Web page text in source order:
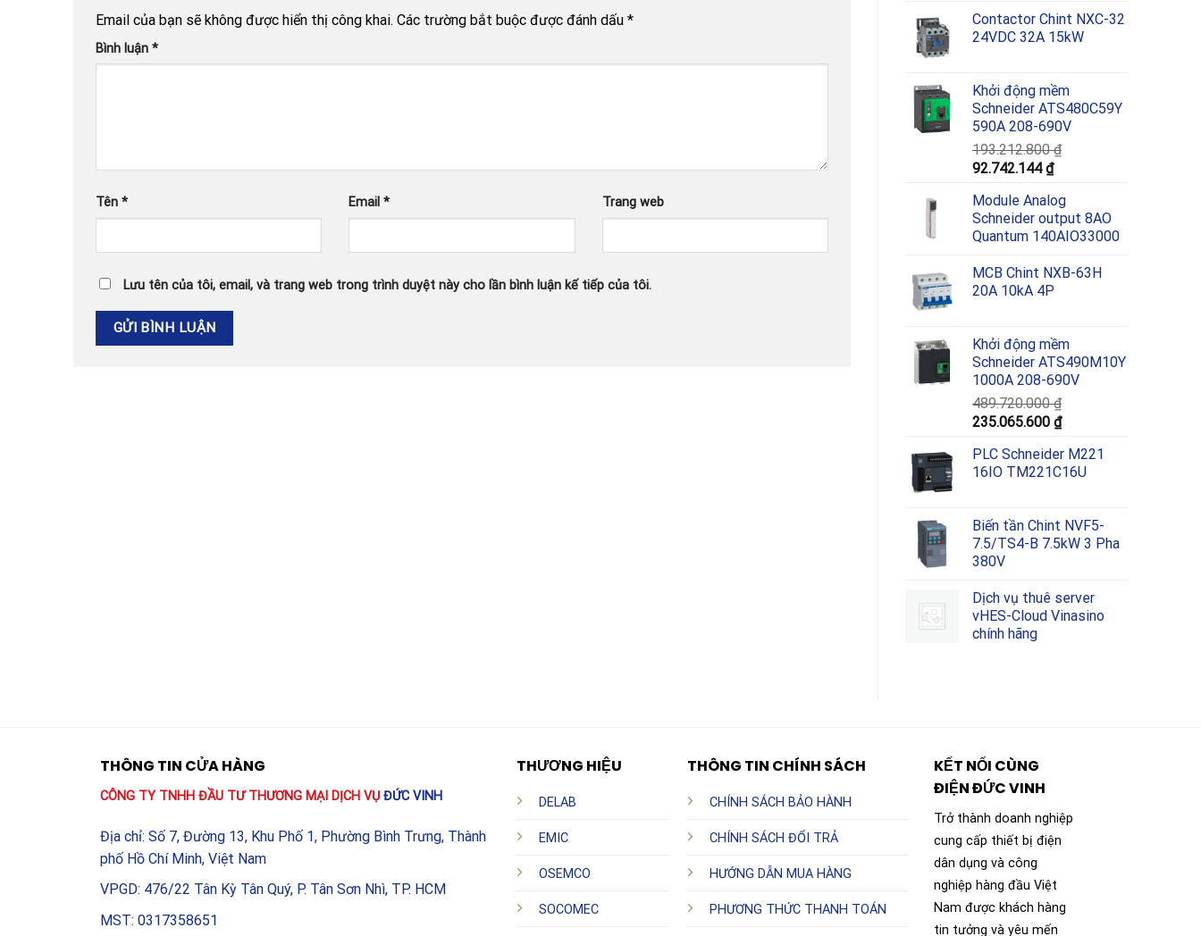
Email của bạn sẽ không được hiển thị công khai. Các trường bắt buộc được đánh dấu *
Bình luận *
Tên * Email* Trang web
Lưu tên của tôi, email, và trang web trong trình duyệt này cho lần bình luận kế tiếp của tôi.
Contactor Chint NXC-32
24VDC 32A 15kW
Khởi động mềm
Schneider ATS480C59Y
590A 208-690V
193.212.800₫
Giá
là:
193.212.800 ₫.
92.742.144₫Giá
tại
là:
92.742.144 ₫.
Module Analog
Schneider output 8AO
Quantum 140AIO33000
MCB Chint NXB-63H
20A 10kA 4P
Khởi động mềm
Schneider ATS490M10Y
1000A 208-690V
489.720.000₫
Giá
là:
489.720.000 ₫.
235.065.600 ₫Giá
tại
là:
PLC Schneider M221
16IO TM221C16U
Biến tần Chint NVF5-
7.5/TS4-B 7.5kW 3 Pha
380V
Dịch vụ thuê server
vHES-Cloud Vinasino
chính hãng
THÔNG TIN CỬA HÀNG
CÔNG TY TNHH ĐẦU TƯ THƯƠNG MẠI DỊCH VỤ ĐỨC VINH
Địa chỉ: Số 7, Đường 13, Khu Phố 1, Phường Bình Trưng, Thành
phố Hồ Chí Minh, Việt Nam
VPGD: 476/22 Tân Kỳ Tân Quý, P. Tân Sơn Nhì, TP. HCM
MST: 0317358651
THƯƠNG HIỆU
DELAB
EMIC
OSEMCO
SOCOMEC
THÔNG TIN CHÍNH SÁCH
CHÍNH SÁCH BẢO HÀNH
CHÍNH SÁCH ĐỔI TRẢ
HƯỚNG DẪN MUA HÀNG
PHƯƠNG THỨC THANH TOÁN
KẾT NỐI CÙNG
ĐIỆN ĐỨC VINH
Trở thành doanh nghiệp
cung cấp thiết bị điện
dân dụng và công
nghiệp hàng đầu Việt
Nam được khách hàng
tin tưởng và yêu mến